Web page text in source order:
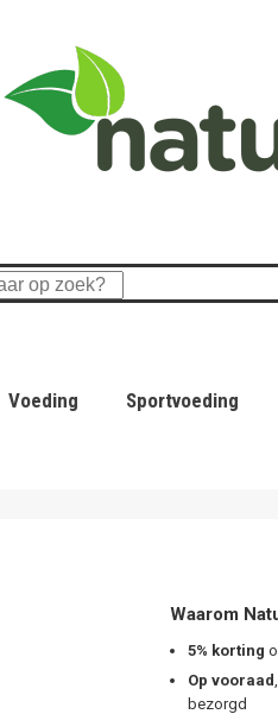
Voeding Sportvoeding
Waarom
5% korting
Op vooraad
bezorgd